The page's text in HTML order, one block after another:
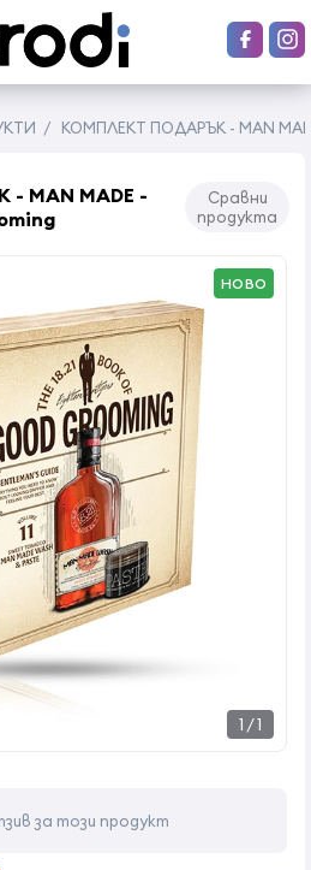
/ КОМПЛЕКТ ПОДАРЪК - MAN
MAN MADE -
Сравни
продукта
1 /1
НОВО
за този продукт